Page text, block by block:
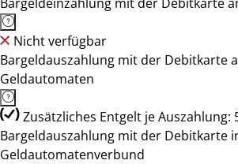
Nicht verfügbar
Bargeldauszahlung mit der Debitkarte
Geldautomaten
Zusätzliches Entgelt je Auszahlung:
Bargeldauszahlung mit der Debitkarte
Geldautomatenverbund